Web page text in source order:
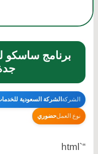
الشركةالشركة السعودية
نوع العملحضوري
“`html